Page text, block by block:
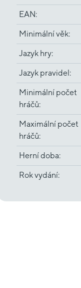
EAN:
Minimální věk:
Jazyk hry:
Jazyk pravidel:
Minimální počet
hráčů:
Maximální počet
hráčů:
Herní doba:
Rok vydání: